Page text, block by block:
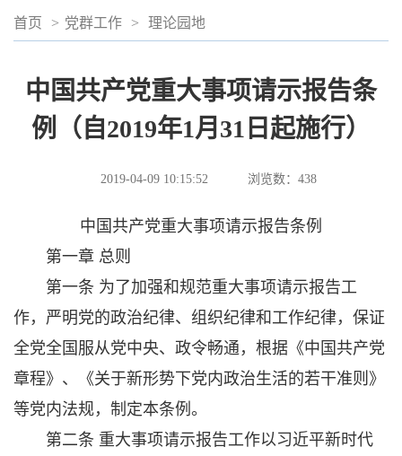
首页 > 党群工作 > 理论园地
中国共产党重大事项请示报告条
例（自2019年1月31日起施行）
2019-04-09 10:15:52 浏览数： 438
中国共产党重大事项请示报告条例
第一章 总则
第一条 为了加强和规范重大事项请示报告工
作，严明党的政治纪律、组织纪律和工作纪律，保证
全党全国服从党中央、政令畅通，根据《中国共产党
章程》、《关于新形势下党内政治生活的若干准则》
等党内法规，制定本条例。
第二条 重大事项请示报告工作以习近平新时代